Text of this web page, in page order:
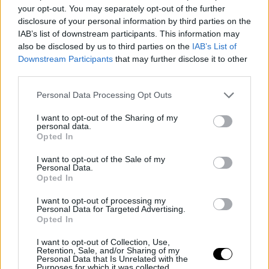
your opt-out. You may separately opt-out of the further
disclosure of your personal information by third parties on the
IAB’s list of downstream participants. This information may
also be disclosed by us to third parties on the IAB’s List of
Downstream Participants that may further disclose it to other
Personal Data Processing Opt Outs
I want to opt-out of the Sharing of my
personal data.
Opted In
I want to opt-out of the Sale of my
Personal Data.
Opted In
I want to opt-out of processing my
Personal Data for Targeted Advertising.
Opted In
I want to opt-out of Collection, Use,
Retention, Sale, and/or Sharing of my
Personal Data that Is Unrelated with the
Purposes for which it was collected.
y lanzar sin rubor.
3. TJ McConnell, perro de presa
Es pequeño y no parece atesorar las mayores virtudes
técnicas posibles, pero lo cierto es que es un elemento
desequilibrante desde el banquillo y podría incomodar
mucho a los Celtics. Su velocidad puede poner en
aprietos a los Celtics, así como esa capacidad innata
para meter intensidad y ayudar mucho en defensa.
4. Pascal Siakam ha de ser el líder en ambos lados de
la cancha
demostrarlo. Tiene todo lo necesario para frenar a